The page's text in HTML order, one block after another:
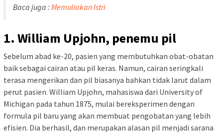
Baca juga : Memuliakan Istri
1. William Upjohn, penemu pil
Sebelum abad ke-20, pasien yang membutuhkan obat-obatan
baik sebagai cairan atau pil keras. Namun, cairan seringkali
terasa mengerikan dan pil biasanya bahkan tidak larut dalam
perut pasien. William Upjohn, mahasiswa dari University of
Michigan pada tahun 1875, mulai bereksperimen dengan
formula pil baru yang akan membuat pengobatan yang lebih
efisien. Dia berhasil, dan merupakan alasan pil menjadi sarana